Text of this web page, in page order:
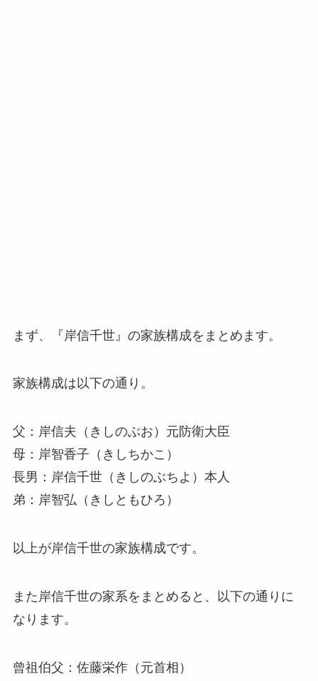
まず、『岸信千世』の家族構成をまとめます。
家族構成は以下の通り。
父：岸信夫（きしのぶお）元防衛大臣
母：岸智香子（きしちかこ）
長男：岸信千世（きしのぶちよ）本人
弟：岸智弘（きしともひろ）
以上が岸信千世の家族構成です。
また岸信千世の家系をまとめると、以下の通りに
なります。
曾祖伯父：佐藤栄作（元首相）